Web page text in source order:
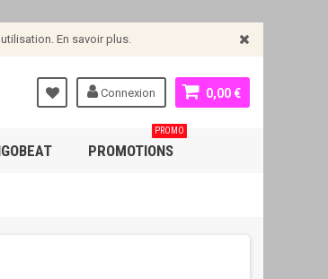
En savoir plus.
0,00 €
Connexion
PROMOTIONS
PROMO